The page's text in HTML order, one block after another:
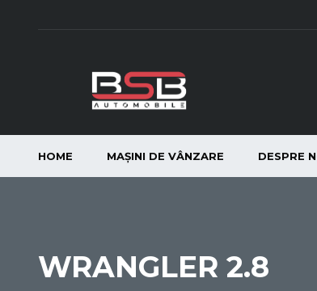
HOME MAȘINI DE VÂNZARE DESPRE
WRANGLER 2.8